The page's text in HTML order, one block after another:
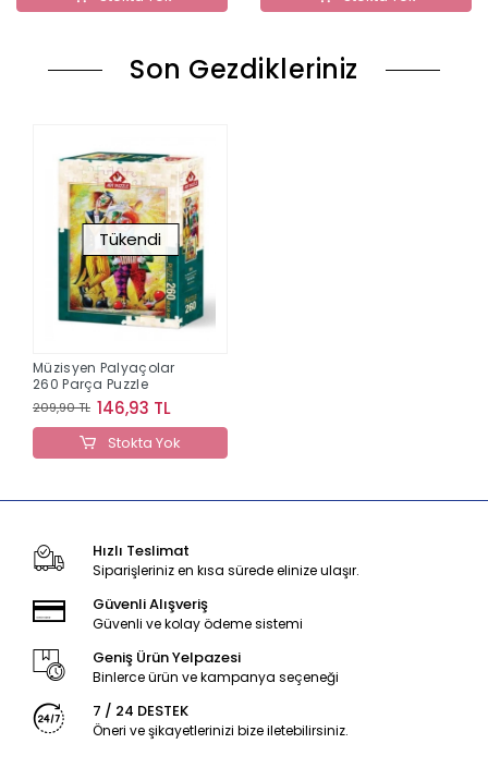
Son Gezdikleriniz
Tükendi
Müzisyen Palyaçolar
260 Parça Puzzle
209,90 TL 146,93 TL
Stokta Yok
Hızlı Teslimat
Siparişleriniz en kısa sürede elinize ulaşır.
Güvenli Alışveriş
Güvenli ve kolay ödeme sistemi
Geniş Ürün Yelpazesi
Binlerce ürün ve kampanya seçeneği
7 / 24 DESTEK
Öneri ve şikayetlerinizi bize iletebilirsiniz.